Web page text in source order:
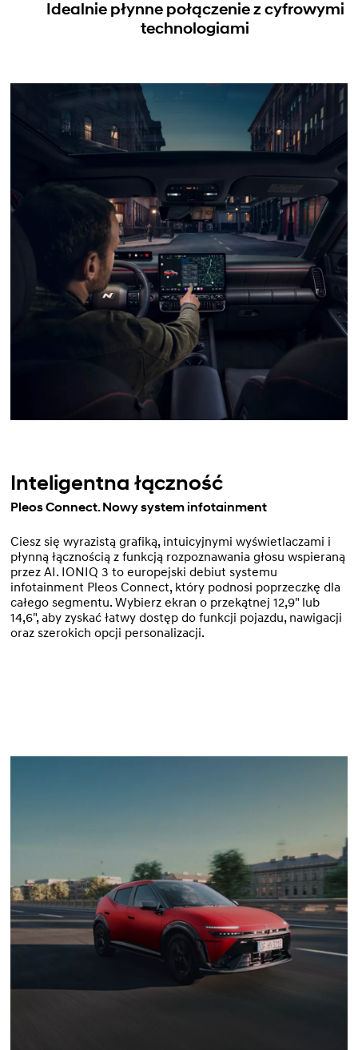
Idealnie płynne połączenie z cyfrowymi
technologiami
Inteligentna łączność
Pleos Connect. Nowy system infotainment
Ciesz się wyrazistą grafiką, intuicyjnymi wyświetlaczami i
płynną łącznością z funkcją rozpoznawania głosu wspieraną
przez AI. IONIQ 3 to europejski debiut systemu
infotainment Pleos Connect, który podnosi poprzeczkę dla
całego segmentu. Wybierz ekran o przekątnej 12,9" lub
14,6", aby zyskać łatwy dostęp do funkcji pojazdu, nawigacji
oraz szerokich opcji personalizacji.